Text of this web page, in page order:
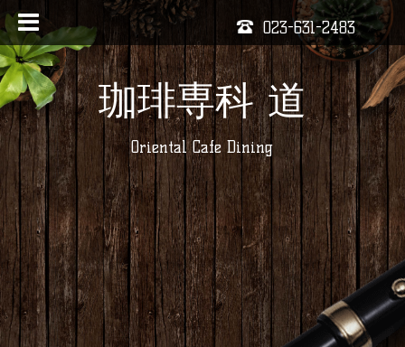
023-631-2483
珈琲専科 道
Oriental Cafe Dining